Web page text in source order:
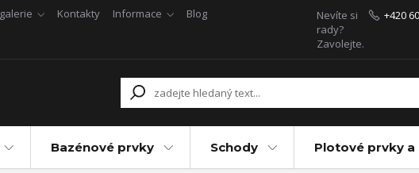
Kontakty Informace Blog
Nevíte si
rady?
Zavolejte.
+420
Bazénové prvky Schody Plotové prvky a